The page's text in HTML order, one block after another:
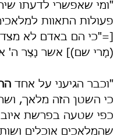
"ומי שאפשרי לדעתו
פעולות התאוות
[="כי הם באדם לא מצד
(מָרי שם)] אשר נָצַר ה'
"וכבר הגיעני על אחד
כי השטן הזה מלאך,
כפי שטעה בפרשת
שהמלאכים אוכלים